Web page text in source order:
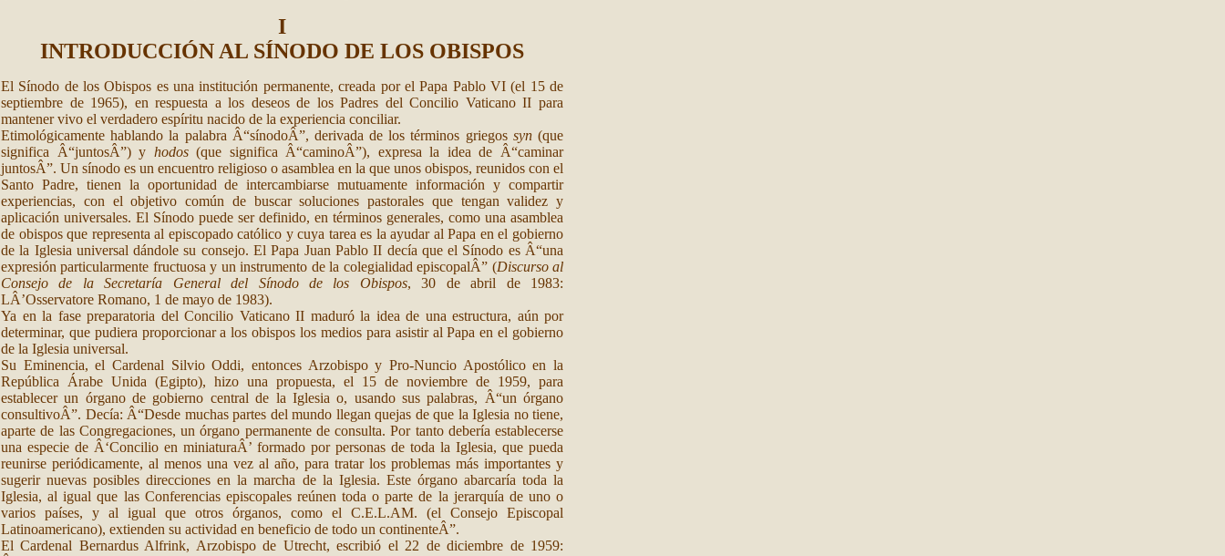
I
INTRODUCCIÓN AL SÍNODO DE LOS OBISPOS
El Sínodo de los Obispos es una institución permanente, creada por el Papa Pablo VI (el 15 de
septiembre de 1965), en respuesta a los deseos de los Padres del Concilio Vaticano II para
mantener vivo el verdadero espíritu nacido de la experiencia conciliar.
Etimológicamente hablando la palabra Â“sínodoÂ”, derivada de los términos griegos syn(que
significa Â“juntosÂ”) y hodos(que significa Â“caminoÂ”), expresa la idea de Â“caminar
juntosÂ”. Un sínodo es un encuentro religioso o asamblea en la que unos obispos, reunidos con el
Santo Padre, tienen la oportunidad de intercambiarse mutuamente información y compartir
experiencias, con el objetivo común de buscar soluciones pastorales que tengan validez y
aplicación universales. El Sínodo puede ser definido, en términos generales, como una asamblea
de obispos que representa al episcopado católico y cuya tarea es la ayudar al Papa en el gobierno
de la Iglesia universal dándole su consejo. El Papa Juan Pablo II decía que el Sínodo es Â“una
expresión particularmente fructuosa y un instrumento de la colegialidad episcopalÂ” (Discurso al
Consejo de la Secretaría General del Sínodo de los Obispos, 30 de abril de 1983:
LÂ’Osservatore Romano, 1 de mayo de 1983).
Ya en la fase preparatoria del Concilio Vaticano II maduró la idea de una estructura, aún por
determinar, que pudiera proporcionar a los obispos los medios para asistir al Papa en el gobierno
de la Iglesia universal.
Su Eminencia, el Cardenal Silvio Oddi, entonces Arzobispo y Pro-Nuncio Apostólico en la
República Árabe Unida (Egipto), hizo una propuesta, el 15 de noviembre de 1959, para
establecer un órgano de gobierno central de la Iglesia o, usando sus palabras, Â“un órgano
consultivoÂ”. Decía: Â“Desde muchas partes del mundo llegan quejas de que la Iglesia no tiene,
aparte de las Congregaciones, un órgano permanente de consulta. Por tanto debería establecerse
una especie de Â‘Concilio en miniaturaÂ’ formado por personas de toda la Iglesia, que pueda
reunirse periódicamente, al menos una vez al año, para tratar los problemas más importantes y
sugerir nuevas posibles direcciones en la marcha de la Iglesia. Este órgano abarcaría toda la
Iglesia, al igual que las Conferencias episcopales reúnen toda o parte de la jerarquía de uno o
varios países, y al igual que otros órganos, como el C.E.L.AM. (el Consejo Episcopal
Latinoamericano), extienden su actividad en beneficio de todo un continenteÂ”.
El Cardenal Bernardus Alfrink, Arzobispo de Utrecht, escribió el 22 de diciembre de 1959: